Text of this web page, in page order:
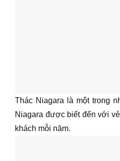
Thác Niagara là một trong
Niagara được biết đến với
khách mỗi năm.